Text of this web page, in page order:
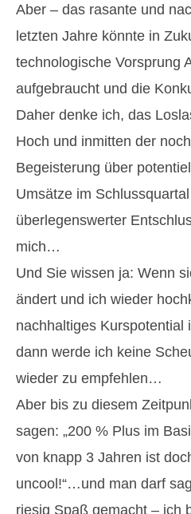
Aber – das rasante und
letzten Jahre könnte in
technologische Vorsprung
aufgebraucht und die
Daher denke ich, das
Hoch und inmitten der
Begeisterung über
Umsätze im
überlegenswerter
mich…
Und Sie wissen ja: Wenn
ändert und ich wieder
nachhaltiges Kurspotential
dann werde ich keine
wieder zu empfehlen…
Aber bis zu diesem
sagen: „200 % Plus im
von knapp 3 Jahren ist
uncool!“…und man darf
riesig Spaß gemacht – ich